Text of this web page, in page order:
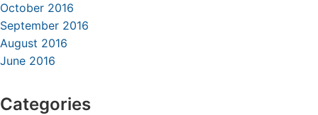
October 2016
September 2016
August 2016
June 2016
Categories